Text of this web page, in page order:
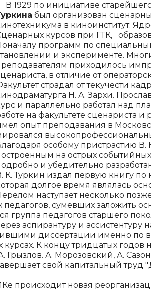
В 1929 по инициативе
был организован
в ки­ноинститут.
курсов при ГТК,
программ по
и эксперименте.
приходилось
в отличие от
страдал от текучести
Н. А. Зархи.
и параллельно работал над
на факультете сценариста
опыт преподавания в
особому пристрастию
на острых
и убедительно
К. Туркин издал первую книгу
долгое время являлась
наступает несколько
педагогов, сумевших заложить
группа педагогов стар­шего
аспиранту­ру и
диссер­тации именно по
К концу тридцатых
А. Морозовский, А.
свой капиталь­ный
происходит новая